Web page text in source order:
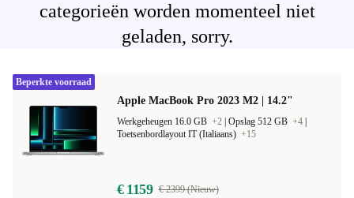
categorieën worden momenteel niet
geladen, sorry.
Apple MacBook Pro 2023 M2 | 14.2"
Werkgeheugen 16.0 GB +2 Opslag 512 GB +4
Toetsenbordlayout IT (Italiaans) +15
€ 1159 € 2399 (Nieuw)
Beperkte voorraad